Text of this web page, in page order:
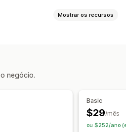
Mostrar os recursos
upsell
Editor de arrastar e soltar
negócio.
Basic
$29/mês
ou $252/ano